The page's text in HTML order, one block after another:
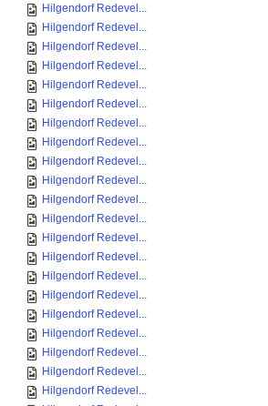
Hilgendorf Redevel...
Hilgendorf Redevel...
Hilgendorf Redevel...
Hilgendorf Redevel...
Hilgendorf Redevel...
Hilgendorf Redevel...
Hilgendorf Redevel...
Hilgendorf Redevel...
Hilgendorf Redevel...
Hilgendorf Redevel...
Hilgendorf Redevel...
Hilgendorf Redevel...
Hilgendorf Redevel...
Hilgendorf Redevel...
Hilgendorf Redevel...
Hilgendorf Redevel...
Hilgendorf Redevel...
Hilgendorf Redevel...
Hilgendorf Redevel...
Hilgendorf Redevel...
Hilgendorf Redevel...